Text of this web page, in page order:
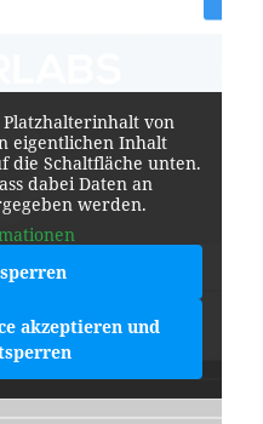
von
eigentlichen Inhalt
die Schaltfläche unten.
dabei Daten an
werden.
akzeptieren und